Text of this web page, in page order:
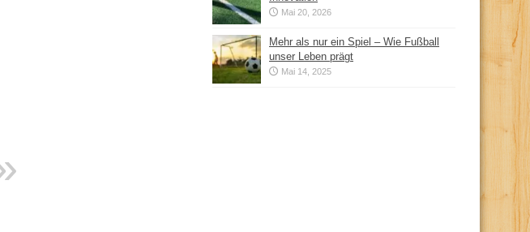
Mai 20, 2026
Mehr als nur ein Spiel – Wie Fußball
unser Leben prägt
Mai 14, 2025